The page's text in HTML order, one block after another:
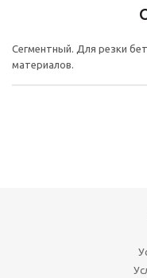
Сегментный. Для резки
материалов.